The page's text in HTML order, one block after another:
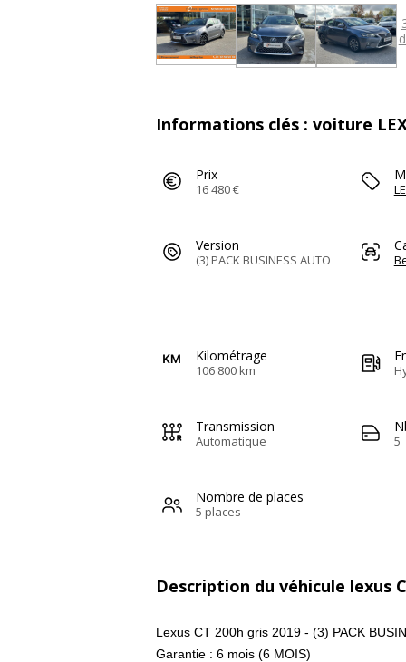
Informations clés : voiture
Prix
16 480 €
Version
(3) PACK BUSINESS AUTO
Kilométrage
106 800 km
Transmission
Automatique 5
Nombre de places
5 places
Description du véhicule lexus
Lexus CT 200h gris 2019 - (3) PACK
Garantie : 6 mois (6 MOIS)